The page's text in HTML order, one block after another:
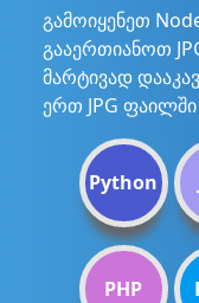
გამოიყენეთ
გააერთიანოთ
მარტივად
ერთ JPG ფაილში
Python
PHP